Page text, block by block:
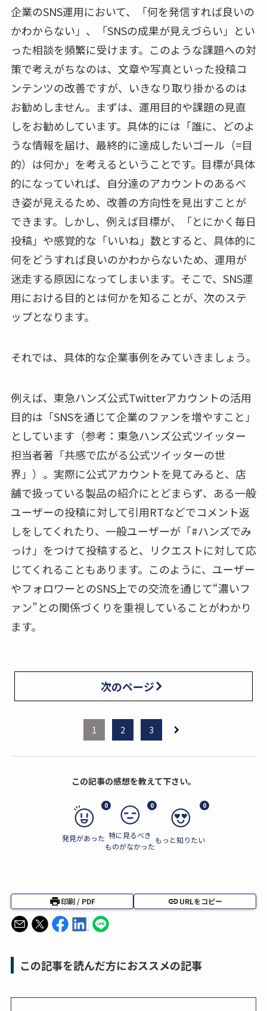
企業のSNS運用において、「何を発信すれば良いの
かわからない」、「SNSの成果が見えづらい」とい
った相談を頻繁に受けます。このような課題への対
策で考えがちなのは、文章や写真といった投稿コ
ンテンツの改善ですが、いきなり取り掛かるのは
お勧めしません。まずは、運用目的や課題の見直
しをお勧めしています。具体的には「誰に、どのよ
うな情報を届け、最終的に達成したいゴール（=目
的）は何か」を考えるということです。目標が具体
的になっていれば、自分達のアカウントのあるべ
き姿が見えるため、改善の方向性を見出すことが
できます。しかし、例えば目標が、「とにかく毎日
投稿」や感覚的な「いいね」数とすると、具体的に
何をどうすれば良いのかわからないため、運用が
迷走する原因になってしまいます。そこで、SNS運
用における目的とは何かを知ることが、次のステ
ップとなります。
それでは、具体的な企業事例をみていきましょう。
例えば、東急ハンズ公式Twitterアカウントの活用
目的は「SNSを通じて企業のファンを増やすこと」
としています（参考：東急ハンズ公式ツイッター
担当者著「共感で広がる公式ツイッターの世
界」）。実際に公式アカウントを見てみると、店
舗で扱っている製品の紹介にとどまらず、ある一般
ユーザーの投稿に対して引用RTなどでコメント返
しをしてくれたり、一般ユーザーが「#ハンズでみ
っけ」をつけて投稿すると、リクエストに対して応
じてくれることもあります。このように、ユーザー
やフォロワーとのSNS上での交流を通じて“濃いフ
ァン”との関係づくりを重視していることがわかり
ます。
次のページ
1 2 3
この記事の感想を教えて下さい。
0
発見があった
0
特に見るべき
ものがなかった
0
もっと知りたい
印刷 / PDF URLをコピー
この記事を読んだ方におススメの記事